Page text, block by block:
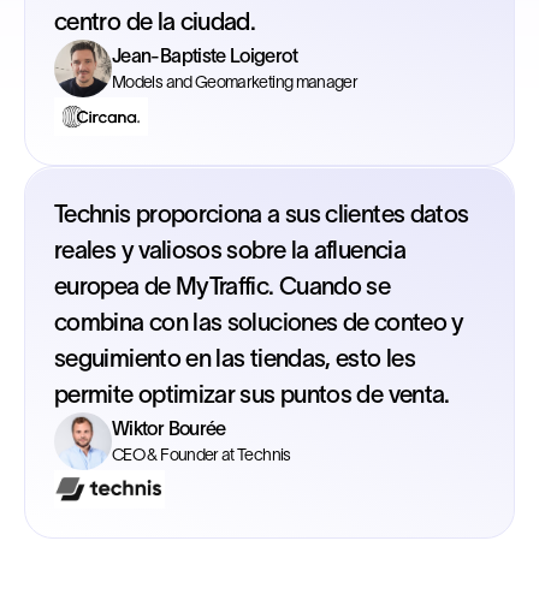
centro de la ciudad.
Jean-Baptiste Loigerot
Models and Geomarketing manager
Technis proporciona a sus clientes datos
reales y valiosos sobre la afluencia
europea de MyTraffic. Cuando se
combina con las soluciones de conteo y
seguimiento en las tiendas, esto les
permite optimizar sus puntos de venta.
Wiktor Bourée
CEO & Founder at Technis